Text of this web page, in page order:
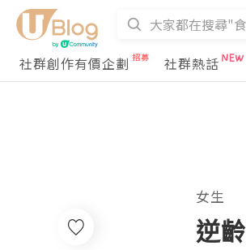
社群創作有價企劃 社群熱話
女生
逆